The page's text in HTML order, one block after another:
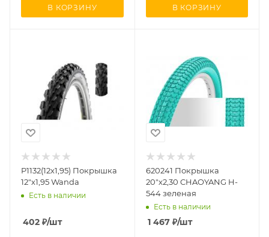
В КОРЗИНУ В КОРЗИНУ
P1132(12х1,95) Покрышка
12"х1,95 Wanda
Есть в наличии
402 ₽/шт
620241 Покрышка
20"х2,30 CHAOYANG H-
544 зеленая
Есть в наличии
1 467₽/шт